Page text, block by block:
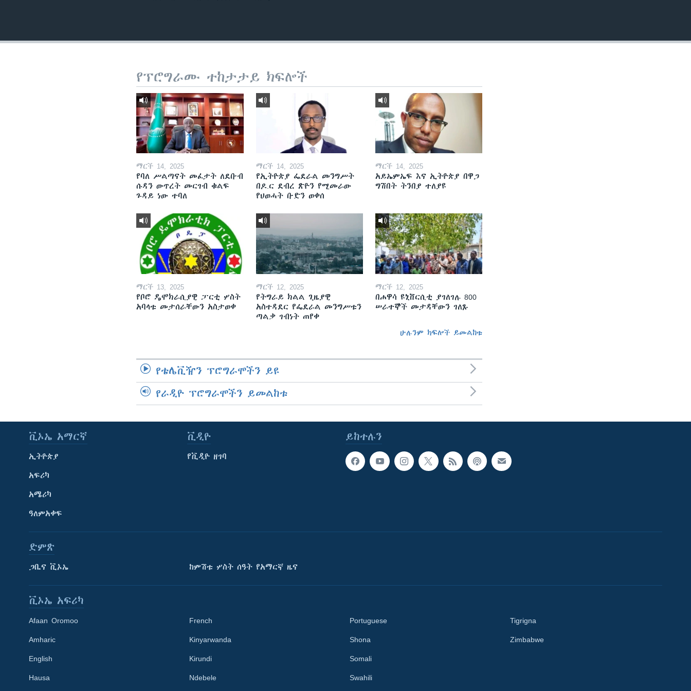
Learning English
የፕሮግራሙ ተከታታይ ክፍሎች
ማርች 14, 2025
የባለ ሥልጣናት መፈታት ለደቡብ
ሱዳን ውጥረት መርገብ ቁልፍ
ጉዳይ ነው ተባለ
ማርች 14, 2025
የኢትዮጵያ ፌደራል መንግሥት
በዶ.ር ደብረ ጽዮን የሚመራው
የህወሓት ቡድን ወቀሰ
ማርች 14, 2025
አይኤምኤፍ እና ኢትዮጵያ በዋጋ
ግሽበት ትንበያ ተለያዩ
ማርች 13, 2025
የቦሮ ዴሞክራሲያዊ ፓርቲ ሦስት
አባላቱ መታሰራቸውን አስታወቀ
ማርች 12, 2025
የትግራይ ክልል ጊዜያዊ
አስተዳደር የፌደራል መንግሥቱን
ጣልቃ ገብነት ጠየቀ
ማርች 12, 2025
በሐዋሳ ዩኒቨርሲቲ ያገለገሉ 800
ሠራተኞች መታዳቸውን ገለጹ
ሁሉንም ክፍሎች ይመልከቱ
የቴሌቪዥን ፕሮግራሞችን ይዩ
የራዲዮ ፕሮግራሞችን ይመልከቱ
ይከተሉን
ቪኦኤ አማርኛ
ኢትዮጵያ
አፍሪካ
አሜሪካ
ዓለምአቀፍ
ቪዲዮ
የቪዲዮ ዘገባ
ድምጽ
ጋቢና ቪኦኤ ከምሽቱ ሦስት ሰዓት የአማርኛ ዜና
ቪኦኤ አፍሪካ
Afaan Oromoo
Amharic
English
Hausa
French
Kinyarwanda
Kirundi
Ndebele
Portuguese
Shona
Somali
Swahili
Tigrigna
Zimbabwe